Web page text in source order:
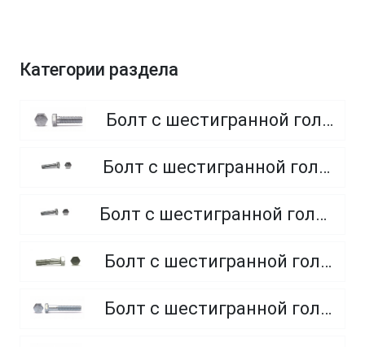
Категории раздела
Болт с шестигранной головкой, полная резьба, класс прочности 8.8
Болт с шестигранной головкой, полная резьба, класс прочности 4.8 и 5.8
Болт с шестигранной головкой, полная резьба, из нержавеющей стали A2 и A4
Болт с шестигранной головкой, неполная резьба, класс прочности 5.8
Болт с шестигранной головкой, неполная резьба, класс прочности 8.8